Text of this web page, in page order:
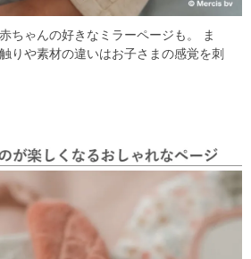
ちゃんの好きなミラーページも。
ま
りや素材の違いはお子さまの感覚を刺